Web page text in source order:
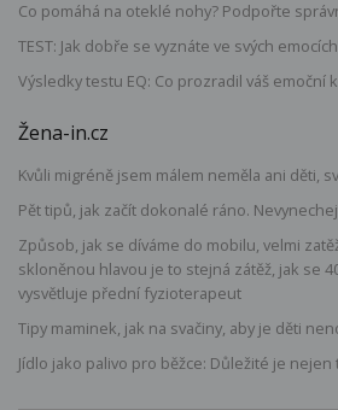
Co pomáhá na oteklé nohy? Podpořte
TEST: Jak dobře se vyznáte ve svých
Výsledky testu EQ: Co prozradil váš emoční
Žena-in.cz
Kvůli migréně jsem málem neměla ani děti,
Pět tipů, jak začít dokonalé ráno.
Způsob, jak se díváme do mobilu, velmi
skloněnou hlavou je to stejná zátěž, jak se
vysvětluje přední fyzioterapeut
Tipy maminek, jak na svačiny, aby je děti
Jídlo jako palivo pro běžce: Důležité je nejen